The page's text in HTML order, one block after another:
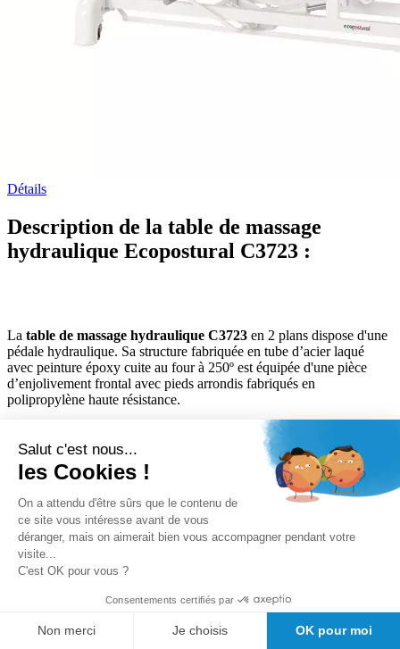
Détails
Description de la table de massage
hydraulique Ecopostural C3723 :
La table de massage hydraulique C3723 en 2 plans dispose d'une
pédale hydraulique. Sa structure fabriquée en tube d’acier laqué
avec peinture époxy cuite au four à 250º est équipée d'une pièce
d’enjolivement frontal avec pieds arrondis fabriqués en
polipropylène haute résistance.
La table de massage hydraulique C3723 est réglable en hauteur
grâce à une pédale hydraulique. Elle dispose de roulettes
escamotables grâce à une seule pédale, d'un porte rouleau rabattable,
d'un dossier relevable à 75°. Sa têtière dispose d'un trou visage avec
bouchon inclus.
Caractéristiques de la table de massage
Salut c'est nous...
les Cookies !
On a attendu d'être sûrs que le contenu de
ce site vous intéresse avant de vous
déranger, mais on aimerait bien vous accompagner pendant votre
visite...
C'est OK pour vous ?
Consentements certifiés par
Non merci Je choisis OK pour moi